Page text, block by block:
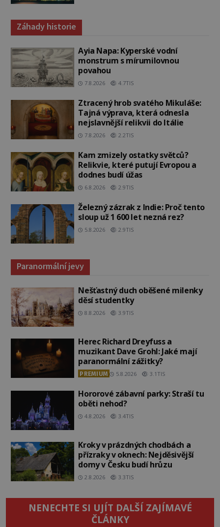
Záhady historie
Ayia Napa: Kyperské vodní
monstrum s mírumilovnou
povahou
7.8.2026 4.7TIS
Ztracený hrob svatého Mikuláše:
Tajná výprava, která odnesla
nejslavnější relikvii do Itálie
7.8.2026 2.2TIS
Kam zmizely ostatky světců?
Relikvie, které putují Evropou a
dodnes budí úžas
6.8.2026 2.9TIS
Železný zázrak z Indie: Proč tento
sloup už 1 600 let nezná rez?
5.8.2026 2.9TIS
Paranormální jevy
Nešťastný duch oběšené milenky
děsí studentky
8.8.2026 3.9TIS
Herec Richard Dreyfuss a
muzikant Dave Grohl: Jaké mají
paranormální zážitky?
PREMIUM 5.8.2026 3.1TIS
Hororové zábavní parky: Straší tu
oběti nehod?
4.8.2026 3.4TIS
Kroky v prázdných chodbách a
přízraky v oknech: Nejděsivější
domy v Česku budí hrůzu
2.8.2026 3.3TIS
NENECHTE SI UJÍT DALŠÍ ZAJÍMAVÉ
ČLÁNKY